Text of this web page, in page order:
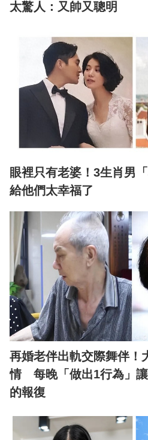
太驚人：又帥又聰明
眼裡只有老婆！3生肖男
給他們太幸福了
再婚老伴出軌交際舞伴！
情 每晚「做出1行為」
的報復